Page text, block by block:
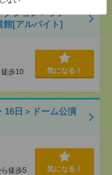
クション＞ツアー
館[アルバイト]
歩10
気になる！
16日＞ドーム公演
徒歩5
気になる！